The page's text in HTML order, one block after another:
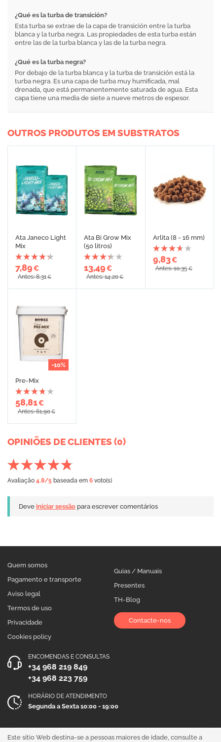
¿Qué es la turba de transición?
Esta turba se extrae de la capa de transición entre la turba
blanca y la turba negra. Las propiedades de esta turba están
entre las de la turba blanca y las de la turba negra.
¿Qué es la turba negra?
Por debajo de la turba blanca y la turba de transición está la
turba negra. Es una capa de turba muy humificada, mal
drenada, que está permanentemente saturada de agua. Esta
capa tiene una media de siete a nueve metros de espesor.
OUTROS PRODUTOS EM SUBSTRATOS
Ata Janeco Light
Mix
7,89€
Antes: 8,31€
Ata Bi Grow Mix
(50 litros)
13,49€
Antes: 14,20€
Arlita (8 - 16 mm)
9,83€
Antes: 10,35€
-10%
Pre-Mix
58,81€
Antes: 61,90€
OPINIÕES DE CLIENTES (0)
Avaliação 4.8/5 baseada em 6 voto(s)
Deve iniciar sessão para escrever comentários
Quem somos
Pagamento e transporte
Aviso legal
Termos de uso
Privacidade
Cookies policy
Guias / Manuais
Presentes
TH-Blog
Contacte-nos
ENCOMENDAS E CONSULTAS
+34 968 219 849
+34 968 223 759
HORÁRIO DE ATENDIMENTO
Segunda a Sexta 10:00 - 19:00
Este sítio Web destina-se a pessoas maiores de idade, consulte a